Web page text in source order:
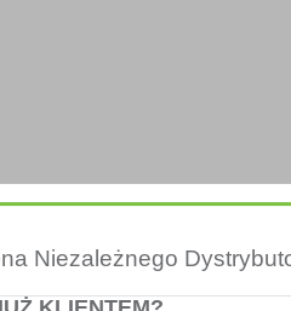
Niezależnego